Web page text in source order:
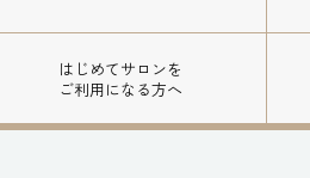
はじめてサロンを
ご利用になる方へ